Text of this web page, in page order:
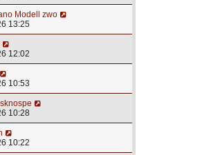
Modell zwo
13:25
12:02
10:53
10:28
10:22